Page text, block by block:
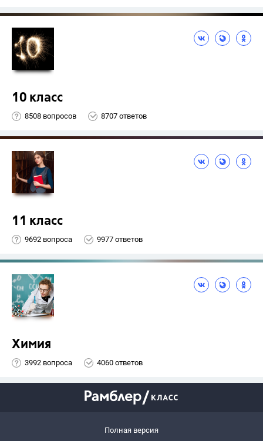
10 класс
8508 вопросов 8707 ответов
11 класс
9692 вопроса 9977 ответов
Химия
3992 вопроса 4060 ответов
Полная версия